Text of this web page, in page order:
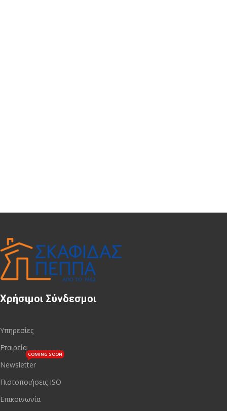
Χρήσιμοι Σύνδεσμοι
Υπηρεσίες
Εταιρεία
Newsletter
COMING SOON
Πιστοποιήσεις ISO
Επικοινωνία